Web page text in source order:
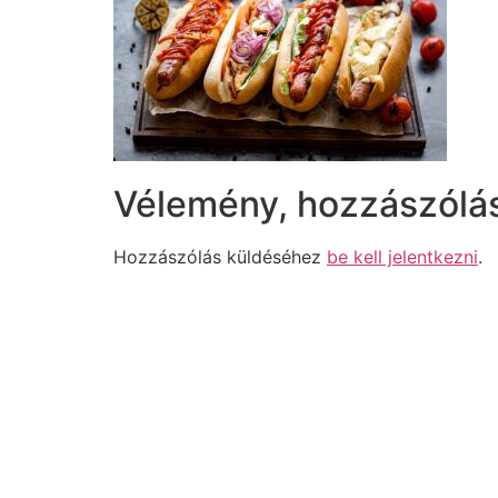
Vélemény,
Hozzászólás küldéséhez be kell jelentkezni.